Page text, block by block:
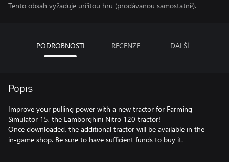
Tento obsah vyžaduje určitou hru (prodávanou samostatně).
PODROBNOSTI RECENZE DALŠÍ
Popis
Improve your pulling power with a new tractor for Farming
Simulator 15, the Lamborghini Nitro 120 tractor!
Once downloaded, the additional tractor will be available in the
in-game shop. Be sure to have sufficient funds to buy it.